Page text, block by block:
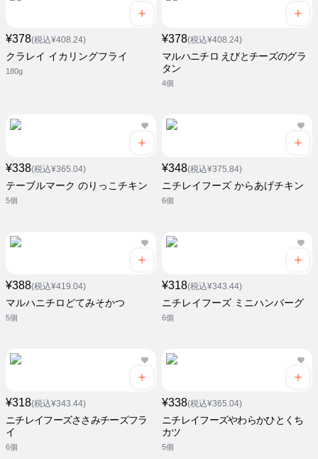
¥378(税込¥408.24)
クラレイ イカリングフライ
180g
¥378(税込¥408.24)
マルハニチロ えびとチーズのグラ
タン
4個
¥338(税込¥365.04)
テーブルマーク のりっこチキン
5個
¥348(税込¥375.84)
ニチレイフーズ からあげチキン
6個
¥388(税込¥419.04)
マルハニチロどてみそかつ
5個
¥318(税込¥343.44)
ニチレイフーズ ミニハンバーグ
6個
¥318(税込¥343.44)
ニチレイフーズささみチーズフラ
イ
6個
¥338(税込¥365.04)
ニチレイフーズやわらかひとくち
カツ
5個